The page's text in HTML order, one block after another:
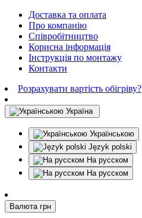
Доставка та оплата
Про компанію
Співробітництво
Корисна інформація
Інструкція по монтажу
Контакти
Розрахувати вартість обігріву?
Україна
Українською
Język polski
На русском
На русском
Валюта грн